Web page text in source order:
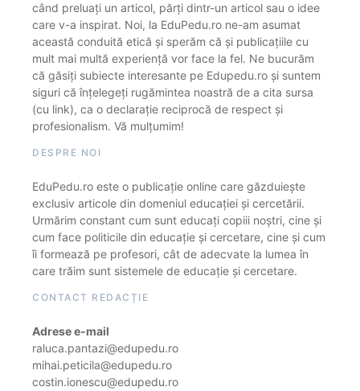
când preluați un articol, părți dintr-un articol sau o idee
care v-a inspirat. Noi, la EduPedu.ro ne-am asumat
această conduită etică și sperăm că și publicațiile cu
mult mai multă experiență vor face la fel. Ne bucurăm
că găsiți subiecte interesante pe Edupedu.ro și suntem
siguri că înțelegeți rugămintea noastră de a cita sursa
(cu link), ca o declarație reciprocă de respect și
profesionalism. Vă mulțumim!
DESPRE NOI
EduPedu.ro este o publicație online care găzduiește
exclusiv articole din domeniul educației și cercetării.
Urmărim constant cum sunt educați copiii noștri, cine și
cum face politicile din educație și cercetare, cine și cum
îi formează pe profesori, cât de adecvate la lumea în
care trăim sunt sistemele de educație și cercetare.
CONTACT REDACȚIE
Adrese e-mail
raluca.pantazi@edupedu.ro
mihai.peticila@edupedu.ro
costin.ionescu@edupedu.ro